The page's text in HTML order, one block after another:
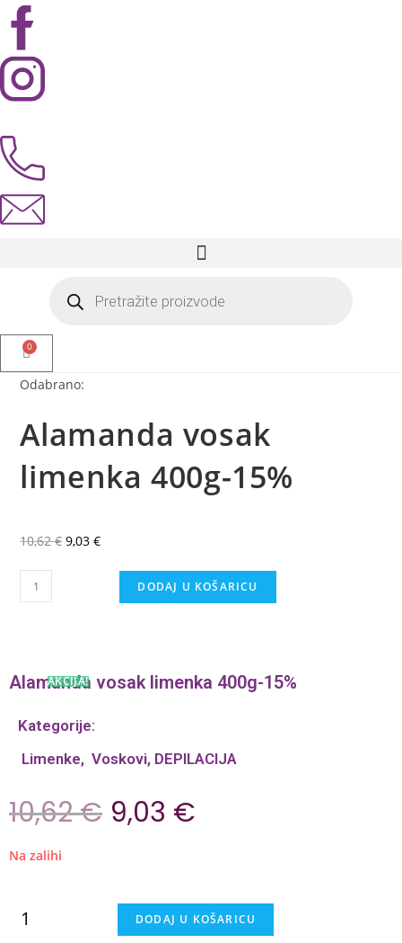
0
Odabrano:
Alamanda vosak
limenka 400g-15%
10,62€ 9,03€
DODAJ U KOŠARICU
AKCIJA!
Alamanda vosak limenka 400g-15%
Kategorije:
Limenke, Voskovi, DEPILACIJA
10,62€ 9,03 €
Na zalihi
DODAJ U KOŠARICU